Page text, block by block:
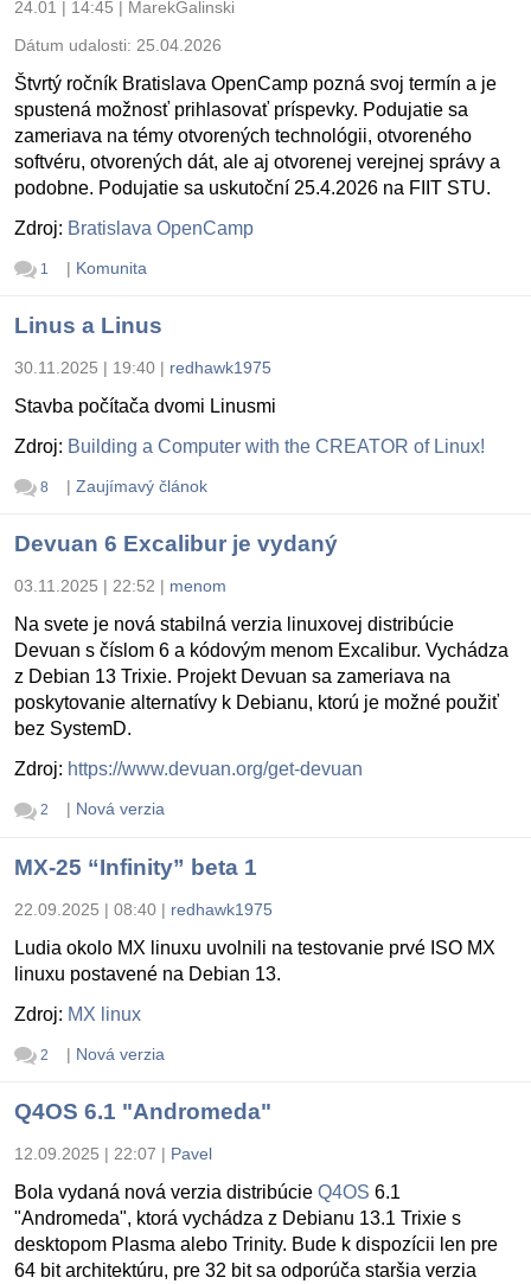
24.01 | 14:45 | MarekGalinski
Dátum udalosti: 25.04.2026
Štvrtý ročník Bratislava OpenCamp pozná svoj termín a je
spustená možnosť prihlasovať príspevky. Podujatie sa
zameriava na témy otvorených technológii, otvoreného
softvéru, otvorených dát, ale aj otvorenej verejnej správy a
podobne. Podujatie sa uskutoční 25.4.2026 na FIIT STU.
Zdroj: Bratislava OpenCamp
1 | Komunita
Linus a Linus
30.11.2025 | 19:40 | redhawk1975
Stavba počítača dvomi Linusmi
Zdroj: Building a Computer with the CREATOR of Linux!
8 | Zaujímavý článok
Devuan 6 Excalibur je vydaný
03.11.2025 | 22:52 | menom
Na svete je nová stabilná verzia linuxovej distribúcie
Devuan s číslom 6 a kódovým menom Excalibur. Vychádza
z Debian 13 Trixie. Projekt Devuan sa zameriava na
poskytovanie alternatívy k Debianu, ktorú je možné použiť
bez SystemD.
Zdroj: https://www.devuan.org/get-devuan
2 | Nová verzia
MX-25 “Infinity” beta 1
22.09.2025 | 08:40 | redhawk1975
Ludia okolo MX linuxu uvolnili na testovanie prvé ISO MX
linuxu postavené na Debian 13.
Zdroj: MX linux
2 | Nová verzia
Q4OS 6.1 "Andromeda"
12.09.2025 | 22:07 | Pavel
Bola vydaná nová verzia distribúcie Q4OS 6.1
"Andromeda", ktorá vychádza z Debianu 13.1 Trixie s
desktopom Plasma alebo Trinity. Bude k dispozícii len pre
64 bit architektúru, pre 32 bit sa odporúča staršia verzia